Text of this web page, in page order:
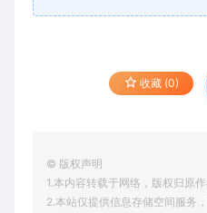
收藏 (0)
© 版权声明
1.本内容转载于网络，版权归原作
2.本站仅提供信息存储空间服务